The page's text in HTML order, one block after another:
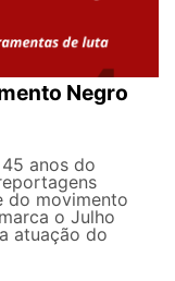
Negro
anos do
do movimento
o Julho
atuação do